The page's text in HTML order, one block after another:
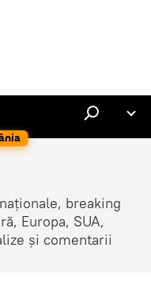
breaking
Europa, SUA,
și comentarii